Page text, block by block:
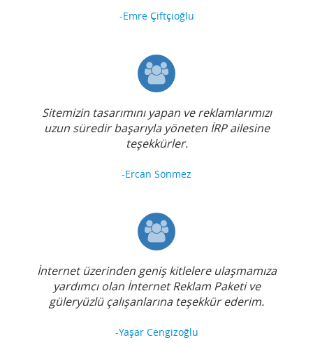
-Emre Çiftçioğlu
Sitemizin tasarımını yapan ve reklamlarımızı
uzun süredir başarıyla yöneten İRP ailesine
teşekkürler.
-Ercan Sönmez
İnternet üzerinden geniş kitlelere ulaşmamıza
yardımcı olan İnternet Reklam Paketi ve
güleryüzlü çalışanlarına teşekkür ederim.
-Yaşar Cengizoğlu